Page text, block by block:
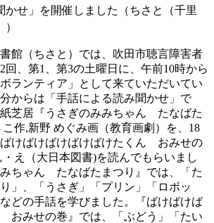
かせ」を開催しました（ちさと（千里
館（ちさと）では、吹田市聴言障害者
回、第1、第3の土曜日に、午前10時から
ランティア」として来ていただいてい
からは「手話による読み聞かせ」で
芝居『うさぎのみみちゃん たなばた
作,新野 めぐみ画（教育画劇）を、18
ばけばけばけばけばけたくん おみせの
え（大日本図書)を読んでもらいまし
ちゃん たなばたまつり』では、「た
」、「うさぎ」「プリン」「ロボッ
どの手話を学びました。『ばけばけば
おみせの巻』では、「ぶどう」「たい